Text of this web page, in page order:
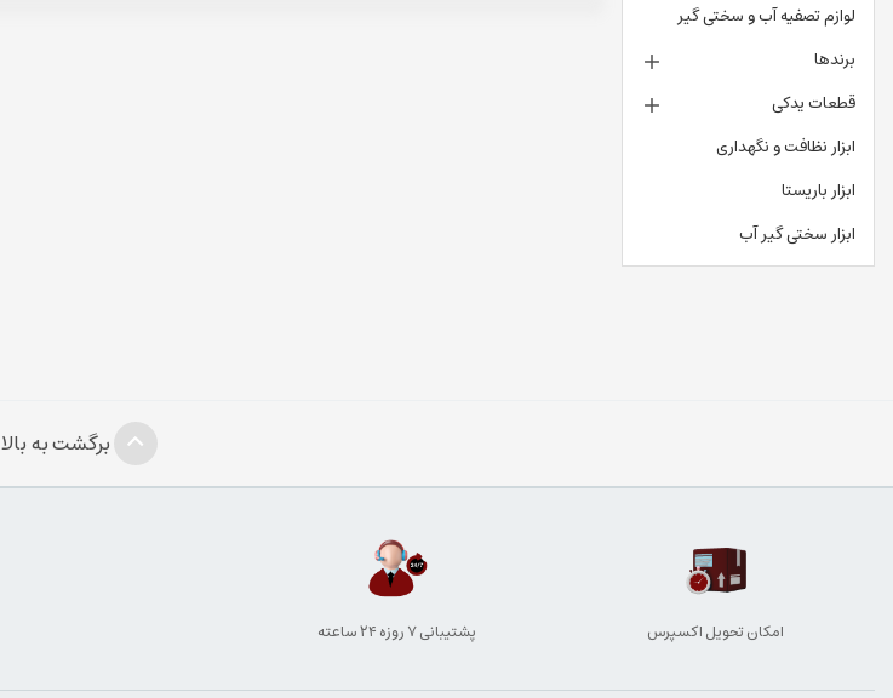
لوازم تصفیه آب و سختی گیر
برندها
قطعات یدکی
ابزار نظافت و نگهداری
ابزار باریستا
ابزار سختی گیر آب
برگشت به بالا
امکان تحویل اکسپرس پشتیبانی ۷ روزه ۲۴ ساعته